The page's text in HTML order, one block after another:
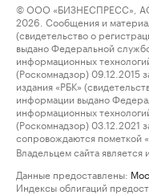
© ООО «БИЗНЕСПРЕСС»,
2026. Сообщения и
(свидетельство о
выдано Федеральной
информационных
(Роскомнадзор)
издания «РБК»
информации выдано
информационных
(Роскомнадзор)
сопровождаются пометкой
Владельцем сайта является
Данные предоставлены:
Индексы облигаций